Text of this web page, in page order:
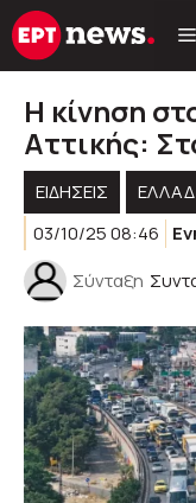
Μετάβαση
σε
Η κίνηση
Αττικής:
ΕΙΔΗΣΕΙΣ
03/10/25 08:46
Σύνταξη